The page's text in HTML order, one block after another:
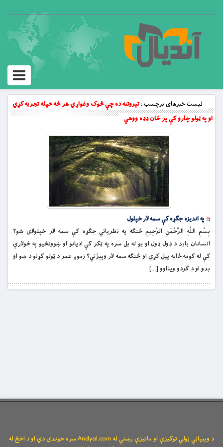
Toggle
لیست خبرهای برچسب :تېروتنه ده چې څوک وغواړي هر څه خپله تجربه کړي
او په ټولو چارو کې پر ځان ډډه ووهي
په اندیزه جګړه کې سمه لار خپلول
بِسْمِ اللَّهِ الرَّحْمَنِ الرَّحِيمِ څنګه په نظریاتي جګړه کې سمه لار خپلولای شو؟
انسانان باید د ډول ډول او یو له بل سره په ټکر کې ادیانو او ښوونځیو په څولارې
کې له کومه ځایه پیل کړي او څنګه سمه لار وپېژني؟ زموږ عمر د ټولو کړنو د ښو او
بدو او د ګردو ویناوو […]
د وېبپاڼې ټولې توکیزې او مانیزې رښتې له Andyal.com سره خوندي دي او د اخځ له